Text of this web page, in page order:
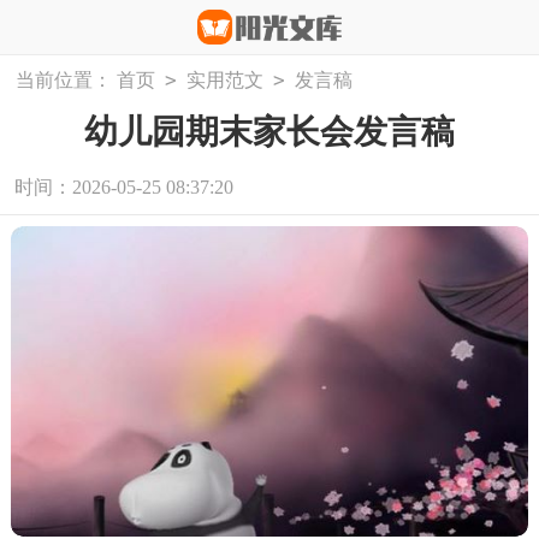
当前位置： 首页 > 实用范文 > 发言稿
幼儿园期末家长会发言稿
时间：2026-05-25 08:37:20